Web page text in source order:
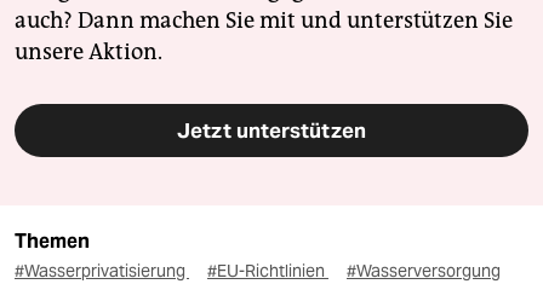
auch? Dann machen Sie mit und unterstützen Sie
unsere Aktion.
Jetzt unterstützen
Themen
#Wasserprivatisierung #EU-Richtlinien
#Wasserversorgung